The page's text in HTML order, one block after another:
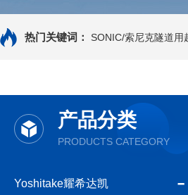
热门关键词： SONIC/索尼克隧道用
产品分类
PRODUCTS CATEGORY
Yoshitake耀希达凯